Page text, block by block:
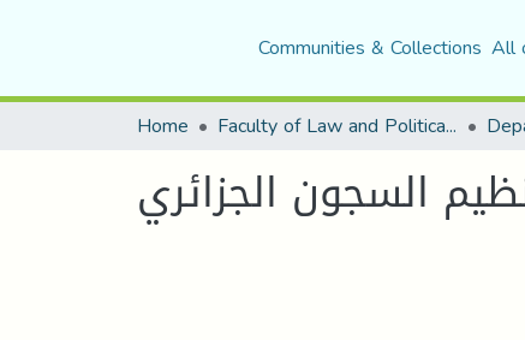
Communities & Collections All
Home Faculty of Law and Political Science
السجون الجزائري